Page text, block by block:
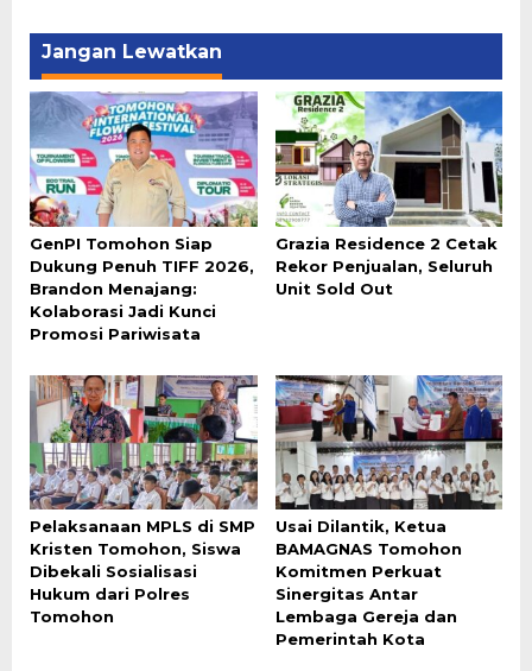
Jangan Lewatkan
GenPI Tomohon Siap
Dukung Penuh TIFF 2026,
Brandon Menajang:
Kolaborasi Jadi Kunci
Promosi Pariwisata
Grazia Residence 2 Cetak
Rekor Penjualan, Seluruh
Unit Sold Out
Pelaksanaan MPLS di SMP
Kristen Tomohon, Siswa
Dibekali Sosialisasi
Hukum dari Polres
Tomohon
Usai Dilantik, Ketua
BAMAGNAS Tomohon
Komitmen Perkuat
Sinergitas Antar
Lembaga Gereja dan
Pemerintah Kota